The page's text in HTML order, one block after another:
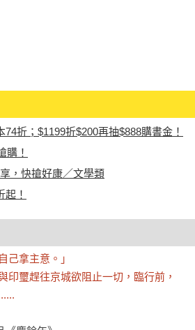
折；$1199折$200再抽$888購書金！
購！
，快搶好康／文學類
起！
己拿主意。」
印璽趕往京城欲阻止一切，臨行前，